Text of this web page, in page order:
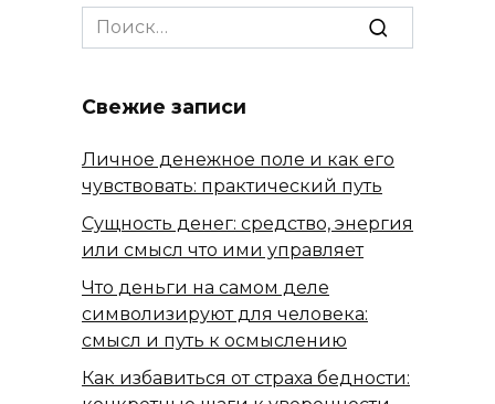
Search
for:
Свежие записи
Личное денежное поле и как его
чувствовать: практический путь
Сущность денег: средство, энергия
или смысл что ими управляет
Что деньги на самом деле
символизируют для человека:
смысл и путь к осмыслению
Как избавиться от страха бедности: